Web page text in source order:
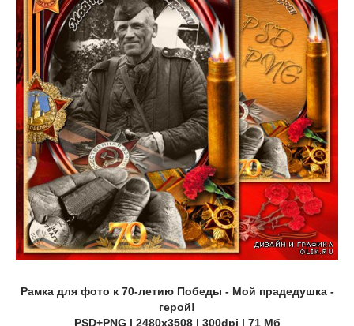
Рамка для фото к 70-летию Победы - Мой прадедушка -
герой!
PSD+PNG | 2480x3508 | 300dpi | 71 Мб